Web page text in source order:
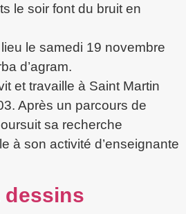
le soir font du bruit en
le samedi 19 novembre
d’agram.
et travaille à Saint Martin
Après un parcours de
sa recherche
à son activité d’enseignante
dessins